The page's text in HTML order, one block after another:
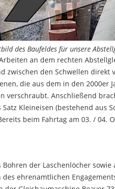
des Baufeldes für unsere
an dem rechten
zwischen den Schwellen
die aus dem in den
verschraubt. Anschließend
Kleineisen (bestehend aus
beim Fahrtag am 03. / 04.
der Laschenlöcher
ehrenamtlichen